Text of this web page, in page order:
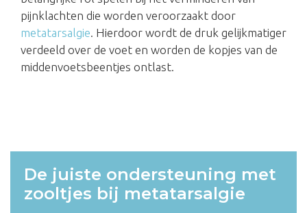
pijnklachten die worden veroorzaakt door
metatarsalgie. Hierdoor wordt de druk gelijkmatiger
verdeeld over de voet en worden de kopjes van de
middenvoetsbeentjes ontlast.
De juiste ondersteuning met
zooltjes bij metatarsalgie